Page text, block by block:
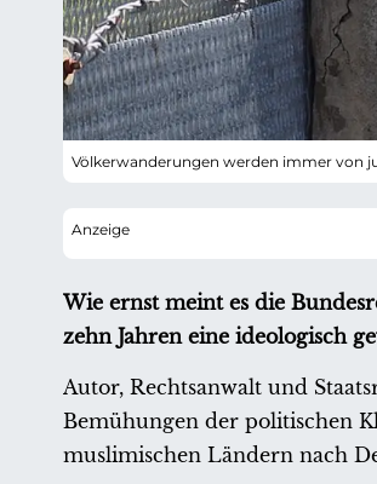
Völkerwanderungen werden immer von
Wie ernst meint es die
zehn Jahren eine ideologisch
Autor, Rechtsanwalt und
Bemühungen der politischen
muslimischen Ländern nach